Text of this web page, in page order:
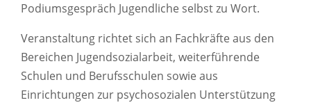
Podiumsgespräch Jugendliche selbst zu Wort.
Veranstaltung richtet sich an Fachkräfte aus den
Bereichen Jugendsozialarbeit, weiterführende
Schulen und Berufsschulen sowie aus
Einrichtungen zur psychosozialen Unterstützung